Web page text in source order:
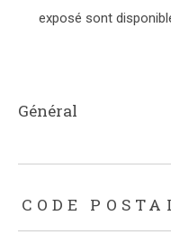
exposé sont
général
CODE